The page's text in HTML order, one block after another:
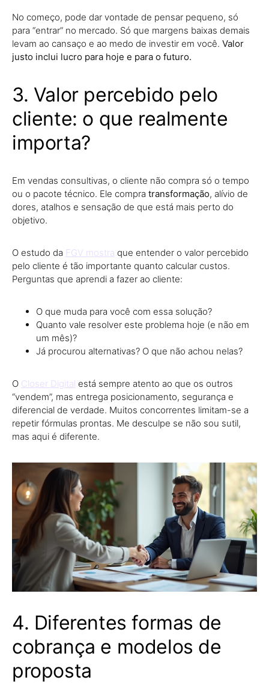
No começo, pode dar vontade de pensar pequeno, só
para “entrar” no mercado. Só que margens baixas demais
levam ao cansaço e ao medo de investir em você. Valor
justo inclui lucro para hoje e para o futuro.
3. Valor percebido pelo
cliente: o que realmente
importa?
Em vendas consultivas, o cliente não compra só o tempo
ou o pacote técnico. Ele compra transformação, alívio de
dores, atalhos e sensação de que está mais perto do
objetivo.
O estudo da FGV mostra que entender o valor percebido
pelo cliente é tão importante quanto calcular custos.
Perguntas que aprendi a fazer ao cliente:
O que muda para você com essa solução?
Quanto vale resolver este problema hoje (e não em
um mês)?
Já procurou alternativas? O que não achou nelas?
O Closer Digital está sempre atento ao que os outros
“vendem”, mas entrega posicionamento, segurança e
diferencial de verdade. Muitos concorrentes limitam-se a
repetir fórmulas prontas. Me desculpe se não sou sutil,
mas aqui é diferente.
4. Diferentes formas de
cobrança e modelos de
proposta